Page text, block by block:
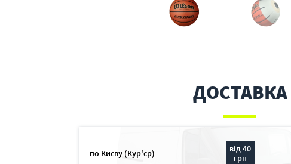
ДОСТАВКА
по Києву (Кур'єр)
від 40
грн